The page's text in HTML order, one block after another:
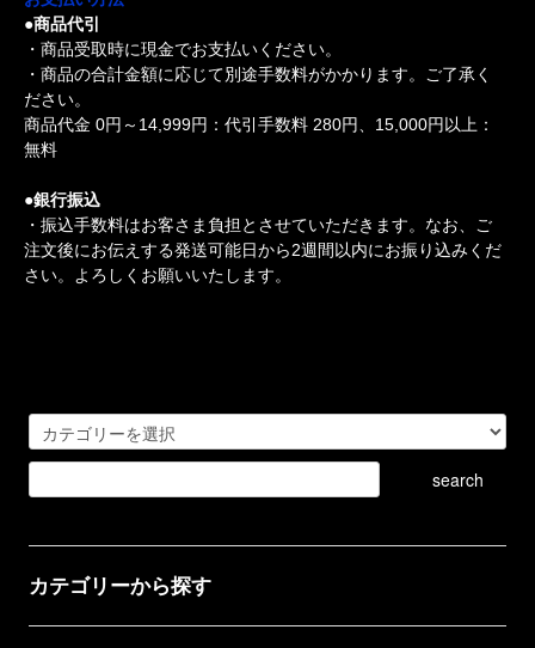
●商品代引
・商品受取時に現金でお支払いください。
・商品の合計金額に応じて別途手数料がかかります。ご了承く
ださい。
商品代金 0円～14,999円：代引手数料 280円、15,000円以上：
無料
●銀行振込
・振込手数料はお客さま負担とさせていただきます。なお、ご
注文後にお伝えする発送可能日から2週間以内にお振り込みくだ
さい。よろしくお願いいたします。
カテゴリーから探す